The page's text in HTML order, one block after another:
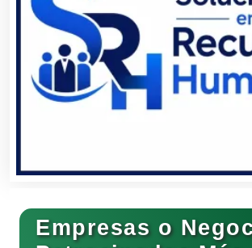
Bancos
Banquetes
Basculas
Empresas o